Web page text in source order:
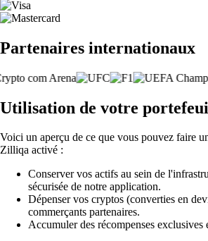
Partenaires internationaux
Utilisation de votre
Voici un aperçu de ce que vous pouvez faire
Zilliqa activé :
Conserver vos actifs au sein de
sécurisée de notre application.
Dépenser vos cryptos (converties en
commerçants partenaires.
Accumuler des récompenses